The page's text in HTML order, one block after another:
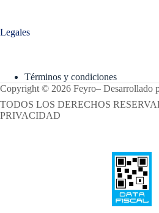
Legales
Términos y condiciones
Copyright © 2026 Feyro– Desarrollado
TODOS LOS DERECHOS
PRIVACIDAD